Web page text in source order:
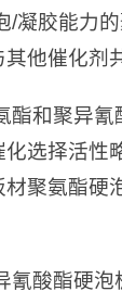
/凝胶能力
他催化剂
酯和聚异氰
选择活性
聚氨酯硬
氰酸酯硬泡